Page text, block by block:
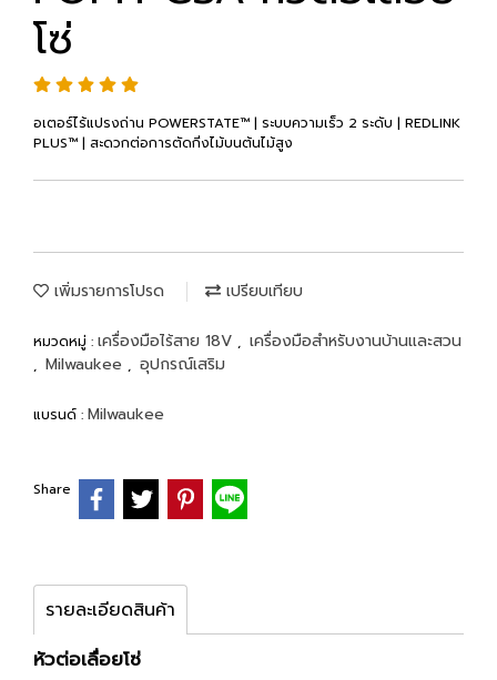
โซ่
อเตอร์ไร้แปรงถ่าน POWERSTATE™ | ระบบความเร็ว 2 ระดับ | REDLINK
PLUS™ | สะดวกต่อการตัดกิ่งไม้บนต้นไม้สูง
เพิ่มรายการโปรด เปรียบเทียบ
หมวดหมู่ : เครื่องมือไร้สาย 18V , เครื่องมือสำหรับงานบ้านและสวน
, Milwaukee , อุปกรณ์เสริม
แบรนด์ : Milwaukee
Share
รายละเอียดสินค้า
หัวต่อเลื่อยโซ่